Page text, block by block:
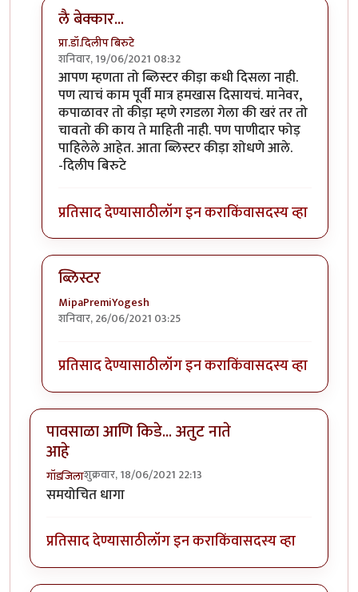
लै बेक्कार...
प्रा.डॉ.दिलीप बिरुटे
शनिवार, 19/06/2021 08:32
In reply toब्लिस्टर नावाचा किडा होता,तोbyआग्या१९९०
आपण म्हणता तो ब्लिस्टर कीड़ा कधी दिसला नाही.
पण त्याचं काम पूर्वी मात्र हमखास दिसायचं. मानेवर,
कपाळावर तो कीड़ा म्हणे रगडला गेला की खरं तर तो
चावतो की काय ते माहिती नाही. पण पाणीदार फोड़
पाहिलेले आहेत. आता ब्लिस्टर कीड़ा शोधणे आले.
-दिलीप बिरुटे
प्रतिसाद देण्यासाठीलॉग इन कराकिंवासदस्य व्हा
ब्लिस्टर
MipaPremiYogesh
शनिवार, 26/06/2021 03:25
प्रतिसाद देण्यासाठीलॉग इन कराकिंवासदस्य व्हा
पावसाळा आणि किडे... अतुट नाते
आहे
गॉडजिलाशुक्रवार, 18/06/2021 22:13
समयोचित धागा
प्रतिसाद देण्यासाठीलॉग इन कराकिंवासदस्य व्हा